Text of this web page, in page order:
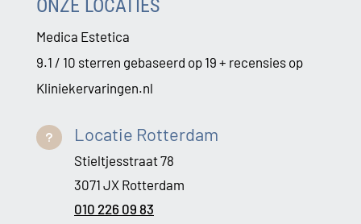
ONZE LOCATIES
Medica Estetica
9.1 / 10 sterren gebaseerd op 19 + recensies op
Kliniekervaringen.nl
u Locatie Rotterdam
Stieltjesstraat 78
3071 JX Rotterdam
010 226 09 83